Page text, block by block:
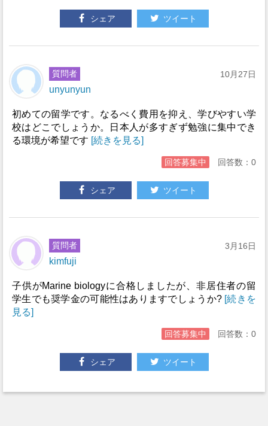
シェア ツイート
質問者
unyunyun
10月27日
初めての留学です。なるべく費用を抑え、学びやすい学
校はどこでしょうか。日本人が多すぎず勉強に集中でき
る環境が希望です [続きを見る]
回答募集中 回答数：0
シェア ツイート
質問者
kimfuji
3月16日
子供がMarine biologyに合格しましたが、非居住者の留
学生でも奨学金の可能性はありますでしょうか? [続きを
見る]
回答募集中 回答数：0
シェア ツイート